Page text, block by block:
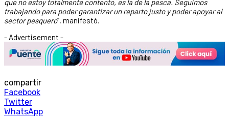
que no estoy totalmente contento, es la de la pesca. Seguimos
trabajando para poder garantizar un reparto justo y poder apoyar al
sector pesquero”, manifestó.
- Advertisement -
compartir
Facebook
Twitter
WhatsApp